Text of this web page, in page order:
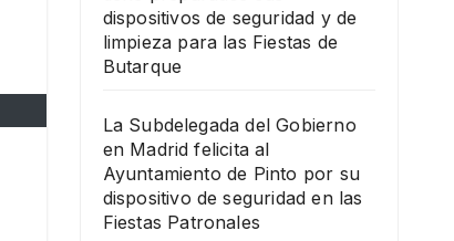
dispositivos de seguridad y de
limpieza para las Fiestas de
Butarque
La Subdelegada del Gobierno
en Madrid felicita al
Ayuntamiento de Pinto por su
dispositivo de seguridad en las
Fiestas Patronales